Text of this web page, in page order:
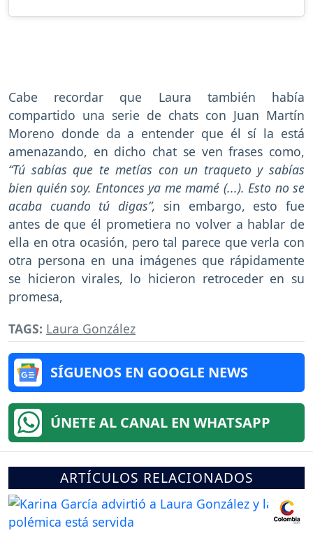
Cabe recordar que Laura también había
compartido una serie de chats con Juan Martín
Moreno donde da a entender que él sí la está
amenazando, en dicho chat se ven frases como,
“Tú sabías que te metías con un traqueto y sabías
bien quién soy. Entonces ya me mamé (...). Esto no se
acaba cuando tú digas”, sin embargo, esto fue
antes de que él prometiera no volver a hablar de
ella en otra ocasión, pero tal parece que verla con
otra persona en una imágenes que rápidamente
se hicieron virales, lo hicieron retroceder en su
promesa,
TAGS: Laura González
SÍGUENOS EN GOOGLE NEWS
ÚNETE AL CANAL EN WHATSAPP
ARTÍCULOS RELACIONADOS